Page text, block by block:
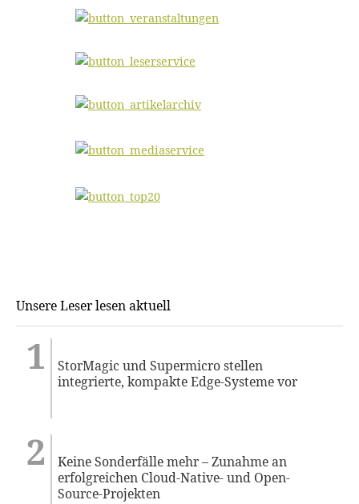
Unsere Leser lesen aktuell
StorMagic und Supermicro stellen
integrierte, kompakte Edge-Systeme vor
Keine Sonderfälle mehr – Zunahme an
erfolgreichen Cloud-Native- und Open-
Source-Projekten